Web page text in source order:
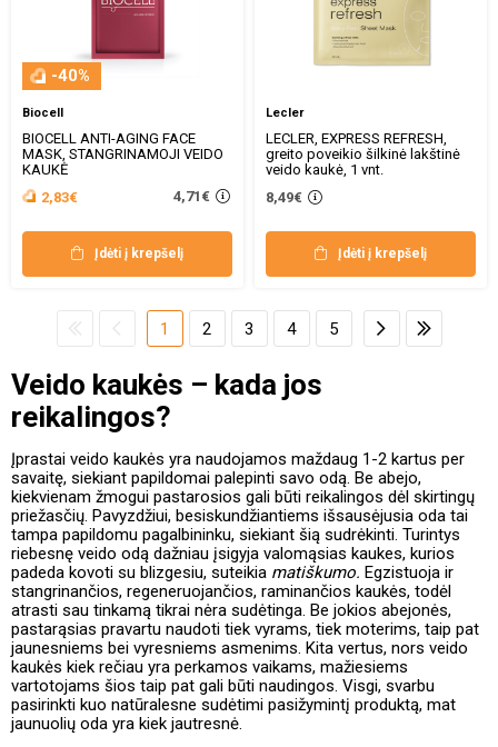
-40%
Biocell
BIOCELL ANTI-AGING FACE
MASK, STANGRINAMOJI VEIDO
KAUKĖ
2,83€
4,71€
Įdėti į krepšelį
Lecler
LECLER, EXPRESS REFRESH,
greito poveikio šilkinė lakštinė
veido kaukė, 1 vnt.
8,49€
Įdėti į krepšelį
1 2 3 4 5
Veido kaukės – kada jos
reikalingos?
Įprastai veido kaukės yra naudojamos maždaug 1-2 kartus per
savaitę, siekiant papildomai palepinti savo odą. Be abejo,
kiekvienam žmogui pastarosios gali būti reikalingos dėl skirtingų
priežasčių. Pavyzdžiui, besiskundžiantiems išsausėjusia oda tai
tampa papildomu pagalbininku, siekiant šią sudrėkinti. Turintys
riebesnę veido odą dažniau įsigyja valomąsias kaukes, kurios
padeda kovoti su blizgesiu, suteikia matiškumo. Egzistuoja ir
stangrinančios, regeneruojančios, raminančios kaukės, todėl
atrasti sau tinkamą tikrai nėra sudėtinga. Be jokios abejonės,
pastarąsias pravartu naudoti tiek vyrams, tiek moterims, taip pat
jaunesniems bei vyresniems asmenims. Kita vertus, nors veido
kaukės kiek rečiau yra perkamos vaikams, mažiesiems
vartotojams šios taip pat gali būti naudingos. Visgi, svarbu
pasirinkti kuo natūralesne sudėtimi pasižymintį produktą, mat
jaunuolių oda yra kiek jautresnė.